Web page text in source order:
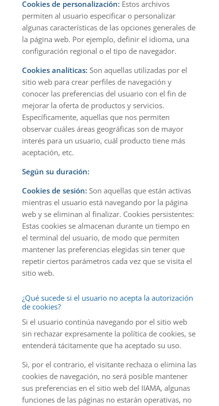
Cookies de personalización: Estos archivos
permiten al usuario especificar o personalizar
algunas características de las opciones generales de
la página web. Por ejemplo, definir el idioma, una
configuración regional o el tipo de navegador.
Cookies analíticas: Son aquellas utilizadas por el
sitio web para crear perfiles de navegación y
conocer las preferencias del usuario con el fin de
mejorar la oferta de productos y servicios.
Específicamente, aquellas que nos permiten
observar cuáles áreas geográficas son de mayor
interés para un usuario, cuál producto tiene más
aceptación, etc.
Según su duración:
Cookies de sesión: Son aquellas que están activas
mientras el usuario está navegando por la página
web y se eliminan al finalizar. Cookies persistentes:
Estas cookies se almacenan durante un tiempo en
el terminal del usuario, de modo que permiten
mantener las preferencias elegidas sin tener que
repetir ciertos parámetros cada vez que se visita el
sitio web.
¿Qué sucede si el usuario no acepta la autorización
de cookies?
Si el usuario continúa navegando por el sitio web
sin rechazar expresamente la política de cookies, se
entenderá tácitamente que ha aceptado su uso.
Si, por el contrario, el visitante rechaza o elimina las
cookies de navegación, no será posible mantener
sus preferencias en el sitio web del IIAMA, algunas
funciones de las páginas no estarán operativas, no